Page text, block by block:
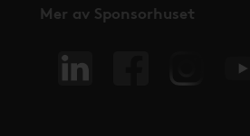
Mer av Sponsorhuset